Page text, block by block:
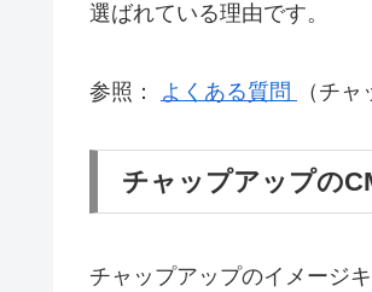
選ばれている理由です。
参照： よくある質問 （チ
チャップアップの
チャップアップのイメージ